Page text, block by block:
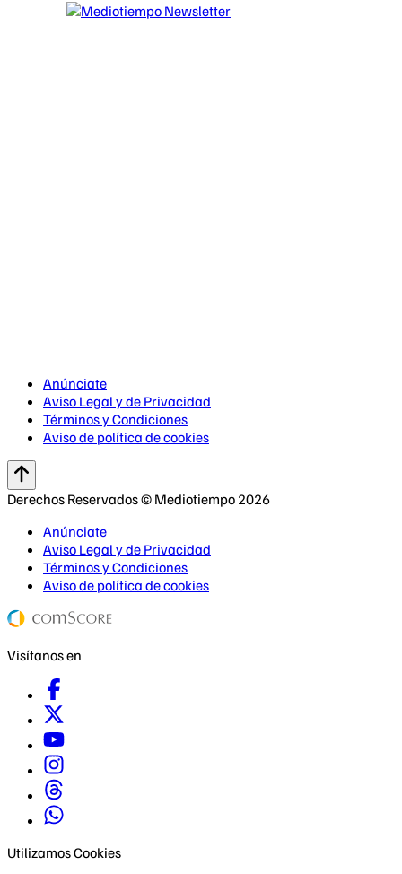
Anúnciate
Aviso Legal y de Privacidad
Términos y Condiciones
Aviso de política de cookies
Derechos Reservados © Mediotiempo 2026
Anúnciate
Aviso Legal y de Privacidad
Términos y Condiciones
Aviso de política de cookies
Visítanos en
Utilizamos Cookies